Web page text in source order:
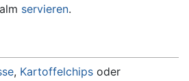
servieren.
, Kartoffelchipsoder